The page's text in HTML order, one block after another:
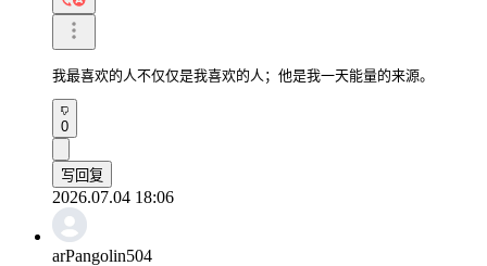
我最喜欢的人不仅仅是我喜欢的人；他是我一天能量的来源。
0
写回复
2026.07.04 18:06
arPangolin504